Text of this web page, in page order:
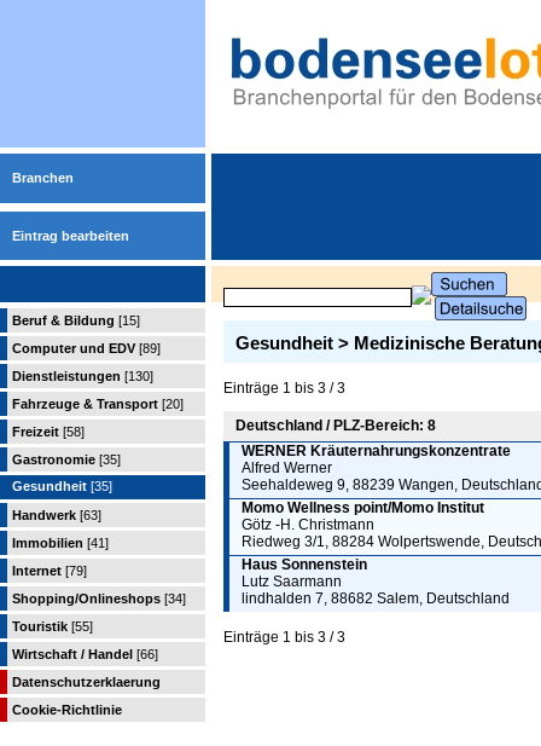
Branchen
Eintrag bearbeiten
Beruf & Bildung [15]
Computer und EDV [89]
Dienstleistungen [130]
Fahrzeuge & Transport [20]
Freizeit [58]
Gastronomie [35]
Gesundheit [35]
Handwerk [63]
Immobilien [41]
Internet [79]
Shopping/Onlineshops [34]
Touristik [55]
Wirtschaft / Handel [66]
Datenschutzerklaerung
Cookie-Richtlinie
Gesundheit > Medizinische
Einträge 1 bis 3 / 3
Deutschland / PLZ-Bereich: 8
WERNER Kräuternahrungskonzentrate
Alfred Werner
Seehaldeweg 9, 88239 Wangen,
Momo Wellness point/Momo Institut
Götz -H. Christmann
Riedweg 3/1, 88284 Wolpertswende,
Haus Sonnenstein
Lutz Saarmann
lindhalden 7, 88682 Salem, Deutschland
Einträge 1 bis 3 / 3